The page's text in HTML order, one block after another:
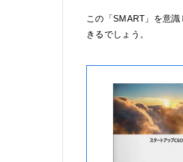
この「SMART」を意
きるでしょう。